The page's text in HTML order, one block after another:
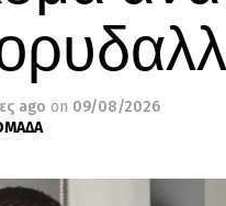
ago on 09/08/2026